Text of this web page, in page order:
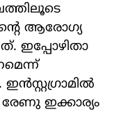
ആരോ​ഗ്യ
ഇപ്പോഴിതാ
ഇക്കാര്യം